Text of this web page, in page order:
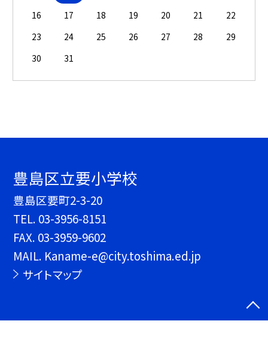
16
17 18 19 20 21
22
23
24 25 26 27 28
29
30
31
豊島区立要小学校
豊島区要町2-3-20
TEL. 03-3956-8151
FAX. 03-3959-9602
MAIL. Kaname-e@city.toshima.ed.jp
サイトマップ